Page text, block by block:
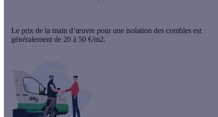
Le prix de la main d’œuvre pour une isolation des combles est
généralement de 20 à 50 €/m2.